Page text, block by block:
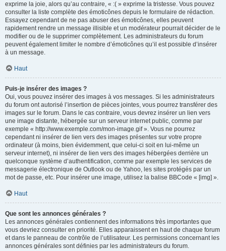
exprime la joie, alors qu’au contraire, « :( » exprime la tristesse. Vous pouvez
consulter la liste complète des émoticônes depuis le formulaire de rédaction.
Essayez cependant de ne pas abuser des émoticônes, elles peuvent
rapidement rendre un message illisible et un modérateur pourrait décider de le
modifier ou de le supprimer complètement. Les administrateurs du forum
peuvent également limiter le nombre d’émoticônes qu’il est possible d’insérer
à un message.
Haut
Puis-je insérer des images ?
Oui, vous pouvez insérer des images à vos messages. Si les administrateurs
du forum ont autorisé l’insertion de pièces jointes, vous pourrez transférer des
images sur le forum. Dans le cas contraire, vous devrez insérer un lien vers
une image distante, hébergée sur un serveur internet public, comme par
exemple « http://www.exemple.com/mon-image.gif ». Vous ne pourrez
cependant ni insérer de lien vers des images présentes sur votre propre
ordinateur (à moins, bien évidemment, que celui-ci soit en lui-même un
serveur internet), ni insérer de lien vers des images hébergées derrière un
quelconque système d’authentification, comme par exemple les services de
messagerie électronique de Outlook ou de Yahoo, les sites protégés par un
mot de passe, etc. Pour insérer une image, utilisez la balise BBCode « [img] ».
Haut
Que sont les annonces générales ?
Les annonces générales contiennent des informations très importantes que
vous devriez consulter en priorité. Elles apparaissent en haut de chaque forum
et dans le panneau de contrôle de l’utilisateur. Les permissions concernant les
annonces générales sont définies par les administrateurs du forum.